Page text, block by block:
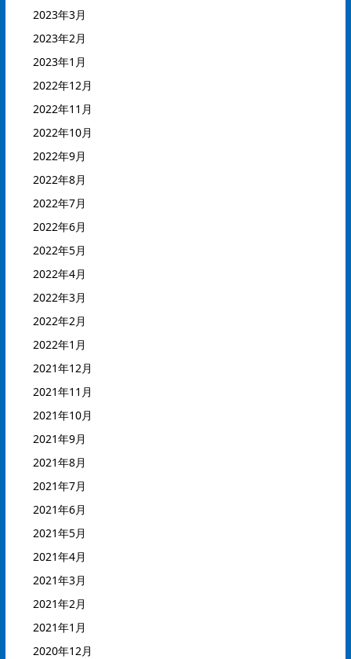
2023年3月
2023年2月
2023年1月
2022年12月
2022年11月
2022年10月
2022年9月
2022年8月
2022年7月
2022年6月
2022年5月
2022年4月
2022年3月
2022年2月
2022年1月
2021年12月
2021年11月
2021年10月
2021年9月
2021年8月
2021年7月
2021年6月
2021年5月
2021年4月
2021年3月
2021年2月
2021年1月
2020年12月